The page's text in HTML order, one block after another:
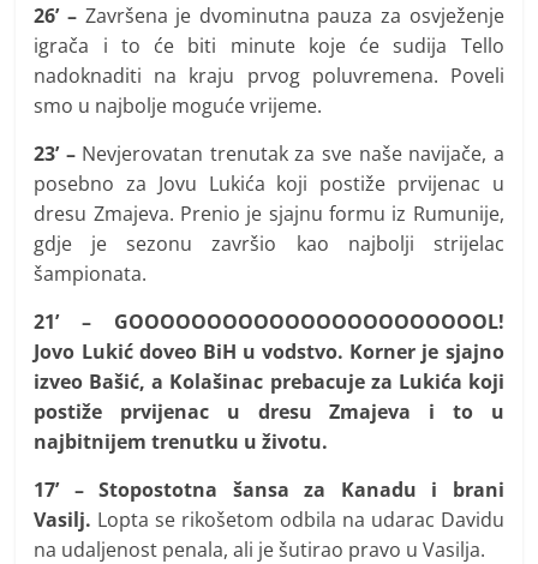
t
i
26’ – Završena je dvominutna pauza za osvježenje
igrača i to će biti minute koje će sudija Tello
nadoknaditi na kraju prvog poluvremena. Poveli
smo u najbolje moguće vrijeme.
23’ – Nevjerovatan trenutak za sve naše navijače, a
posebno za Jovu Lukića koji postiže prvijenac u
dresu Zmajeva. Prenio je sjajnu formu iz Rumunije,
gdje je sezonu završio kao najbolji strijelac
šampionata.
21’ – GOOOOOOOOOOOOOOOOOOOOOOOL!
Jovo Lukić doveo BiH u vodstvo. Korner je sjajno
izveo Bašić, a Kolašinac prebacuje za Lukića koji
postiže prvijenac u dresu Zmajeva i to u
najbitnijem trenutku u životu.
17’ – Stopostotna šansa za Kanadu i brani
Vasilj. Lopta se rikošetom odbila na udarac Davidu
na udaljenost penala, ali je šutirao pravo u Vasilja.